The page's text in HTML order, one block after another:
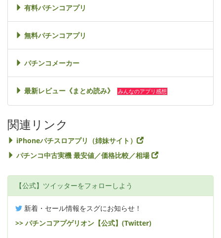
有料パチンコアプリ
無料パチンコアプリ
パチンコメーカー
最新レビュー《まとめ読み》 みんなのアプリ感想
関連リンク
iPhoneパチスロアプリ（姉妹サイト）
パチンコ中古実機 最安値／価格比較／相場
【公式】ツイッターをフォローしよう
新着・セール情報をスグにお知らせ！
>> パチンコアプゲリオン【公式】(Twitter)